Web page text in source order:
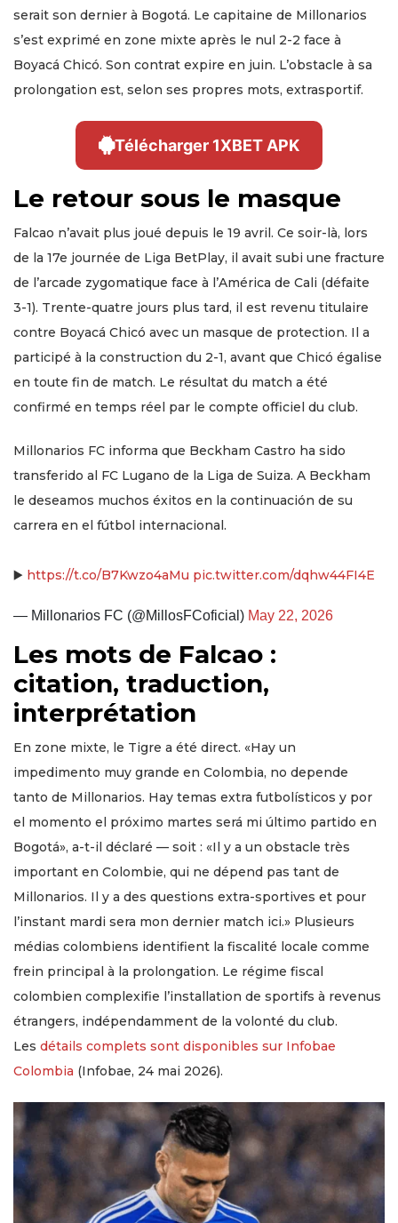
serait son dernier à Bogotá. Le capitaine de Millonarios
s’est exprimé en zone mixte après le nul 2-2 face à
Boyacá Chicó. Son contrat expire en juin. L’obstacle à sa
prolongation est, selon ses propres mots, extrasportif.
Télécharger 1XBET APK
Le retour sous le masque
Falcao n’avait plus joué depuis le 19 avril. Ce soir-là, lors
de la 17e journée de Liga BetPlay, il avait subi une fracture
de l’arcade zygomatique face à l’América de Cali (défaite
3-1). Trente-quatre jours plus tard, il est revenu titulaire
contre Boyacá Chicó avec un masque de protection. Il a
participé à la construction du 2-1, avant que Chicó égalise
en toute fin de match. Le résultat du match a été
confirmé en temps réel par le compte officiel du club.
Millonarios FC informa que Beckham Castro ha sido
transferido al FC Lugano de la Liga de Suiza. A Beckham
le deseamos muchos éxitos en la continuación de su
carrera en el fútbol internacional.
▶️ https://t.co/B7Kwzo4aMu pic.twitter.com/dqhw44FI4E
— Millonarios FC (@MillosFCoficial) May 22, 2026
Les mots de Falcao :
citation, traduction,
interprétation
En zone mixte, le Tigre a été direct. «Hay un
impedimento muy grande en Colombia, no depende
tanto de Millonarios. Hay temas extra futbolísticos y por
el momento el próximo martes será mi último partido en
Bogotá», a-t-il déclaré — soit : «Il y a un obstacle très
important en Colombie, qui ne dépend pas tant de
Millonarios. Il y a des questions extra-sportives et pour
l’instant mardi sera mon dernier match ici.» Plusieurs
médias colombiens identifient la fiscalité locale comme
frein principal à la prolongation. Le régime fiscal
colombien complexifie l’installation de sportifs à revenus
étrangers, indépendamment de la volonté du club.
Les détails complets sont disponibles sur Infobae
Colombia (Infobae, 24 mai 2026).